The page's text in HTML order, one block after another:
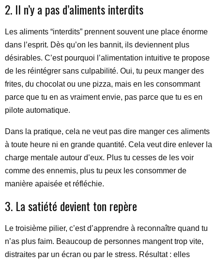
2. Il n’y a pas d’aliments interdits
Les aliments “interdits” prennent souvent une place énorme
dans l’esprit. Dès qu’on les bannit, ils deviennent plus
désirables. C’est pourquoi l’alimentation intuitive te propose
de les réintégrer sans culpabilité. Oui, tu peux manger des
frites, du chocolat ou une pizza, mais en les consommant
parce que tu en as vraiment envie, pas parce que tu es en
pilote automatique.
Dans la pratique, cela ne veut pas dire manger ces aliments
à toute heure ni en grande quantité. Cela veut dire enlever la
charge mentale autour d’eux. Plus tu cesses de les voir
comme des ennemis, plus tu peux les consommer de
manière apaisée et réfléchie.
3. La satiété devient ton repère
Le troisième pilier, c’est d’apprendre à reconnaître quand tu
n’as plus faim. Beaucoup de personnes mangent trop vite,
distraites par un écran ou par le stress. Résultat : elles